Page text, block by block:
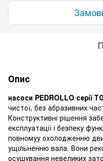
Опис
насоси PEDROLLO серії
чистої, без абразивних
Конструктивні рішення
експлуатації і безпеку
повномуу охолодженню
ущільненню вала. Вони
осушування невеликих